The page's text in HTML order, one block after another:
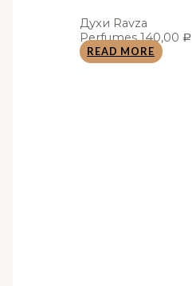
Духи Ravza
Perfumes140,00 Р
READ MORE